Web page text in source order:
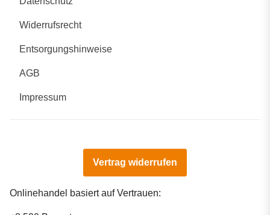
Widerrufsrecht
Entsorgungshinweise
AGB
Impressum
Vertrag widerrufen
Onlinehandel basiert auf Vertrauen: